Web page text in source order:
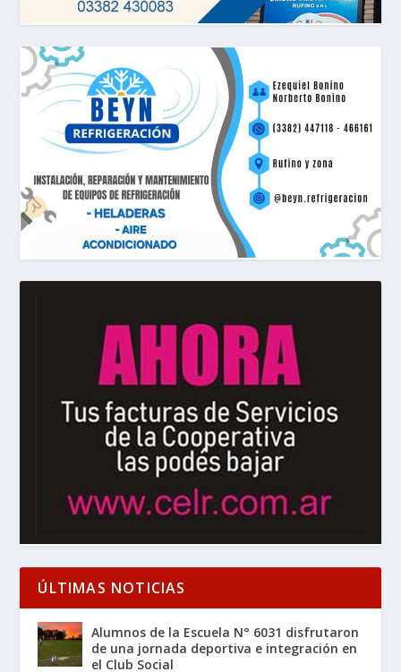
ÚLTIMAS NOTICIAS
Alumnos de la Escuela N° 6031 disfrutaron
de una jornada deportiva e integración en
el Club Social